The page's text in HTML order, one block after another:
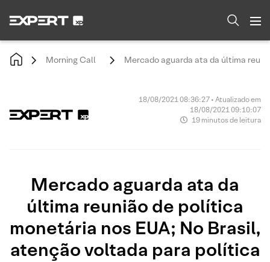
Morning Call Mercado aguarda ata da última
18/08/2021 08:36:27 • Atualizado em
18/08/2021 09:10:07
19 minutos de leitura
Mercado aguarda ata da
última reunião de política
monetária nos EUA; No Brasil,
atenção voltada para política